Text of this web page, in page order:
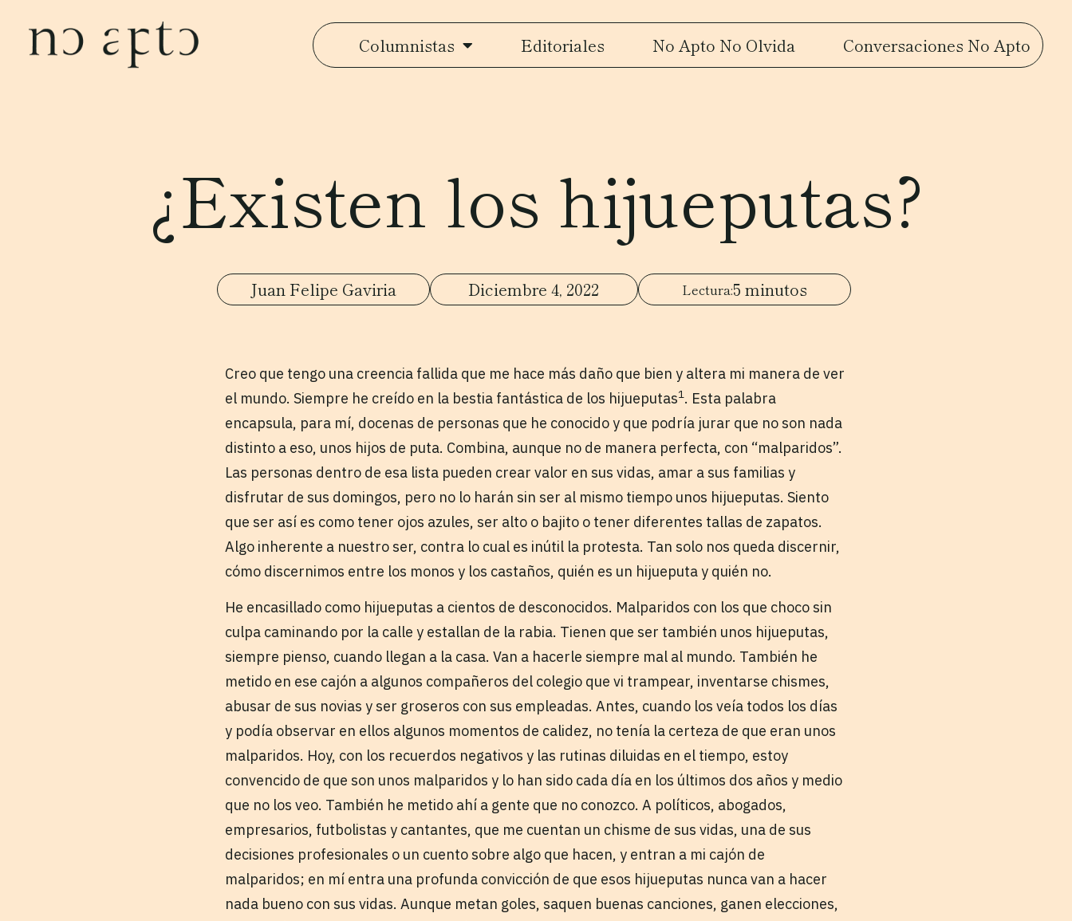
Columnistas Editoriales No Apto No Olvida Conversaciones No Apto
¿Existen los hijueputas?
Juan Felipe Gaviria Diciembre 4, 2022 5 minutos
Creo que tengo una creencia fallida que me hace más daño que bien y altera mi manera de ver
el mundo. Siempre he creído en la bestia fantástica de los hijueputas1. Esta palabra
encapsula, para mí, docenas de personas que he conocido y que podría jurar que no son nada
distinto a eso, unos hijos de puta. Combina, aunque no de manera perfecta, con “malparidos”.
Las personas dentro de esa lista pueden crear valor en sus vidas, amar a sus familias y
disfrutar de sus domingos, pero no lo harán sin ser al mismo tiempo unos hijueputas. Siento
que ser así es como tener ojos azules, ser alto o bajito o tener diferentes tallas de zapatos.
Algo inherente a nuestro ser, contra lo cual es inútil la protesta. Tan solo nos queda discernir,
cómo discernimos entre los monos y los castaños, quién es un hijueputa y quién no.
He encasillado como hijueputas a cientos de desconocidos. Malparidos con los que choco sin
culpa caminando por la calle y estallan de la rabia. Tienen que ser también unos hijueputas,
siempre pienso, cuando llegan a la casa. Van a hacerle siempre mal al mundo. También he
metido en ese cajón a algunos compañeros del colegio que vi trampear, inventarse chismes,
abusar de sus novias y ser groseros con sus empleadas. Antes, cuando los veía todos los días
y podía observar en ellos algunos momentos de calidez, no tenía la certeza de que eran unos
malparidos. Hoy, con los recuerdos negativos y las rutinas diluidas en el tiempo, estoy
convencido de que son unos malparidos y lo han sido cada día en los últimos dos años y medio
que no los veo. También he metido ahí a gente que no conozco. A políticos, abogados,
empresarios, futbolistas y cantantes, que me cuentan un chisme de sus vidas, una de sus
decisiones profesionales o un cuento sobre algo que hacen, y entran a mi cajón de
malparidos; en mí entra una profunda convicción de que esos hijueputas nunca van a hacer
nada bueno con sus vidas. Aunque metan goles, saquen buenas canciones, ganen elecciones,